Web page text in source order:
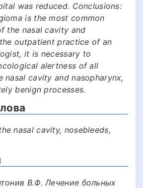
was reduced. Conclusions:
is the most common
the nasal cavity and
outpatient practice of an
it is necessary to
alertness of all
nasal cavity and nasopharynx,
benign processes.
nasal cavity, nosebleeds,
В.Ф. Лечение больных